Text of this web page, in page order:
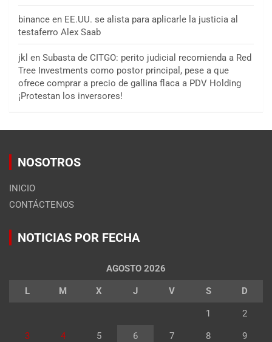
binance en EE.UU. se alista para aplicarle la justicia al
testaferro Alex Saab
jkl en Subasta de CITGO: perito judicial recomienda a Red
Tree Investments como postor principal, pese a que
ofrece comprar a precio de gallina flaca a PDV Holding
¡Protestan los inversores!
NOSOTROS
INICIO
CONTÁCTENOS
NOTICIAS POR FECHA
AGOSTO 2026
L M X J V S D
1 2
3 4 5 6 7 8 9